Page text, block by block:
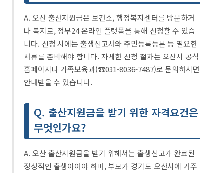
A. 오산 출산지원금은 보건소, 행정복지센터를 방문하거
나 복지로, 정부24 온라인 플랫폼을 통해 신청할 수 있습
니다. 신청 시에는 출생신고서와 주민등록등본 등 필요한
서류를 준비해야 합니다. 자세한 신청 절차는 오산시 공식
홈페이지나 가족보육과(☎031-8036-7487)로 문의하시면
안내받을 수 있습니다.
Q. 출산지원금을 받기 위한 자격요건은
무엇인가요?
A. 오산 출산지원금을 받기 위해서는 출생신고가 완료된
정상적인 출생아여야 하며, 부모가 경기도 오산시에 거주